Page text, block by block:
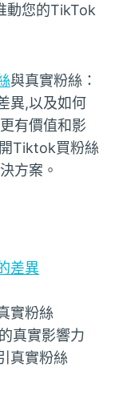
動您的TikTok
與真實粉絲：
異,以及如何
有價值和影
Tiktok買粉絲
方案。
差異
實粉絲
真實影響力
真實粉絲